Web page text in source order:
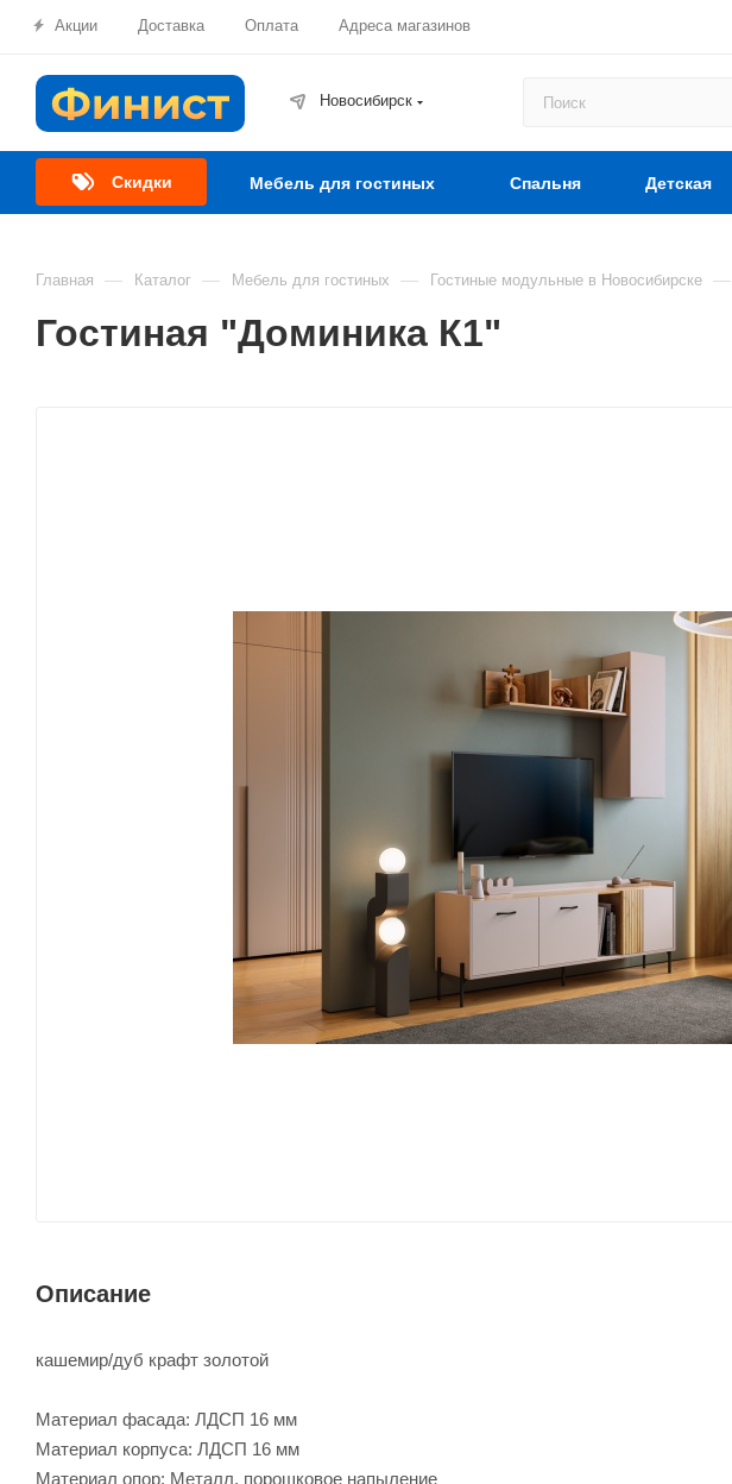
Акции Доставка Оплата Адреса магазинов
Новосибирск
Скидки Мебель для гостиных Спальня Детская
Главная — Каталог — Мебель для гостиных — Гостиные модульные в Новосибирске —
Гостиная "Доминика К1"
Описание
кашемир/дуб крафт золотой
Материал фасада: ЛДСП 16 мм
Материал корпуса: ЛДСП 16 мм
Материал опор: Металл, порошковое напыление